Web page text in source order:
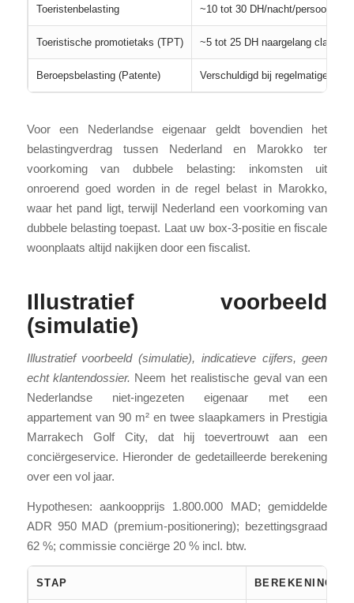
Toeristenbelasting ~10 tot 30 DH/nacht/persoon
Toeristische promotietaks (TPT) ~5 tot 25 DH naargelang
Beroepsbelasting (Patente) Verschuldigd bij regelmatige
Voor een Nederlandse eigenaar geldt bovendien het
belastingverdrag tussen Nederland en Marokko ter
voorkoming van dubbele belasting: inkomsten uit
onroerend goed worden in de regel belast in Marokko,
waar het pand ligt, terwijl Nederland een voorkoming van
dubbele belasting toepast. Laat uw box-3-positie en fiscale
woonplaats altijd nakijken door een fiscalist.
Illustratief voorbeeld
(simulatie)
Illustratief voorbeeld (simulatie), indicatieve cijfers, geen
echt klantendossier. Neem het realistische geval van een
Nederlandse niet-ingezeten eigenaar met een
appartement van 90 m² en twee slaapkamers in Prestigia
Marrakech Golf City, dat hij toevertrouwt aan een
conciërgeservice. Hieronder de gedetailleerde berekening
over een vol jaar.
Hypothesen: aankoopprijs 1.800.000 MAD; gemiddelde
ADR 950 MAD (premium-positionering); bezettingsgraad
62 %; commissie conciërge 20 % incl. btw.
STAP BEREKENING